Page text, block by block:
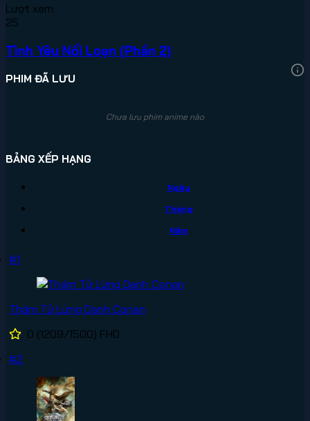
Lượt xem:
25
Tình Yêu Nổi Loạn (Phần 2)
PHIM ĐÃ LƯU
Chưa lưu phim anime nào
BẢNG XẾP HẠNG
Ngày
Tháng
Năm
#1
Thám Tử Lừng Danh Conan
0 (1209/1500) FHD
#2